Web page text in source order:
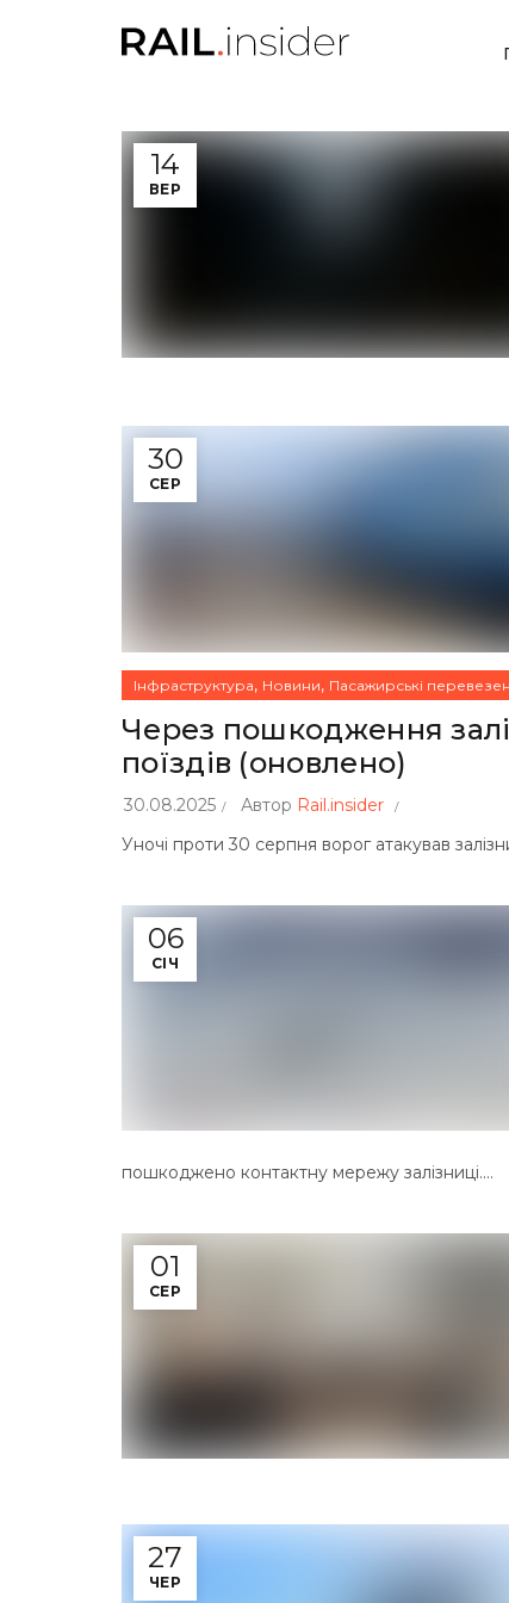
14
ВЕР
30
СЕР
Інфраструктура, Новини, Пасажирські
Через пошкодження
поїздів (оновлено)
30.08.2025 Автор Rail.insider
Уночі проти 30 серпня ворог атакував
06
СІЧ
пошкоджено контактну мережу залізниці....
01
СЕР
27
ЧЕР